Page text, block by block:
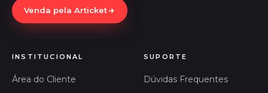
Venda pela Articket
INSTITUCIONAL
Área do Cliente
SUPORTE
Dúvidas Frequentes